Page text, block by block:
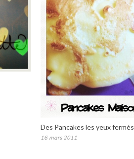
Des Pancakes les yeux fermés
16 mars 2011